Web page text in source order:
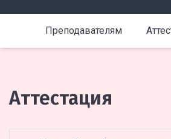
Преподавателям
Аттестация